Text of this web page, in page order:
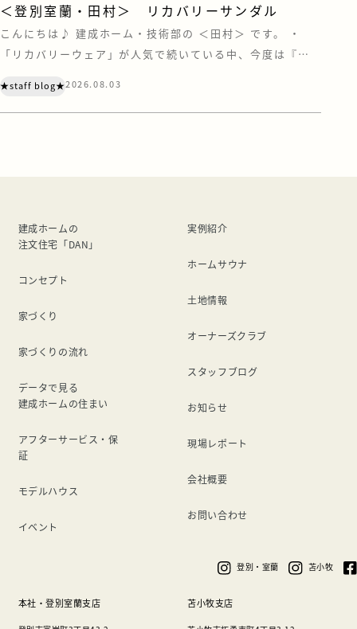
＜登別室蘭・田村＞ リカバリーサンダル
こんにちは♪ 建成ホーム・技術部の ＜田村＞ です。 ・
「リカバリーウェア」が人気で続いている中、今度は『リ
ス”もリカバリー界に足を踏み入れているとは・・・ リカバ
リーウェアの効果がいまひとつ得られなかったので、今度は
★staff blog★2026.08.03
建成ホームの
注文住宅「DAN」
コンセプト
家づくり
家づくりの流れ
データで見る
建成ホームの住まい
アフターサービス・保
証
モデルハウス
イベント
実例紹介
ホームサウナ
土地情報
オーナーズクラブ
スタッフブログ
お知らせ
現場レポート
会社概要
お問い合わせ
本社・登別室蘭支店 苫小牧支店
登別・室蘭 苫小牧